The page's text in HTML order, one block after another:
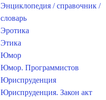
Энциклопедия / справочник /
словарь
Эротика
Этика
Юмор
Юмор. Программистов
Юриспруденция
Юриспруденция. Закон акт